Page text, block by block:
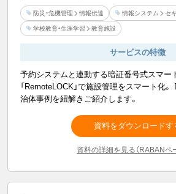
防災・危機管理 情報伝達 情報システム セ
学校教育・生涯学習 教育施設
サービスの特徴
予約システムと連動する暗証番号式スマー
「RemoteLOCK」で施設管理をスマート化
治体事例を紐解きご紹介します。
資料をダウンロードす
資料の詳細を見る（RABANペ